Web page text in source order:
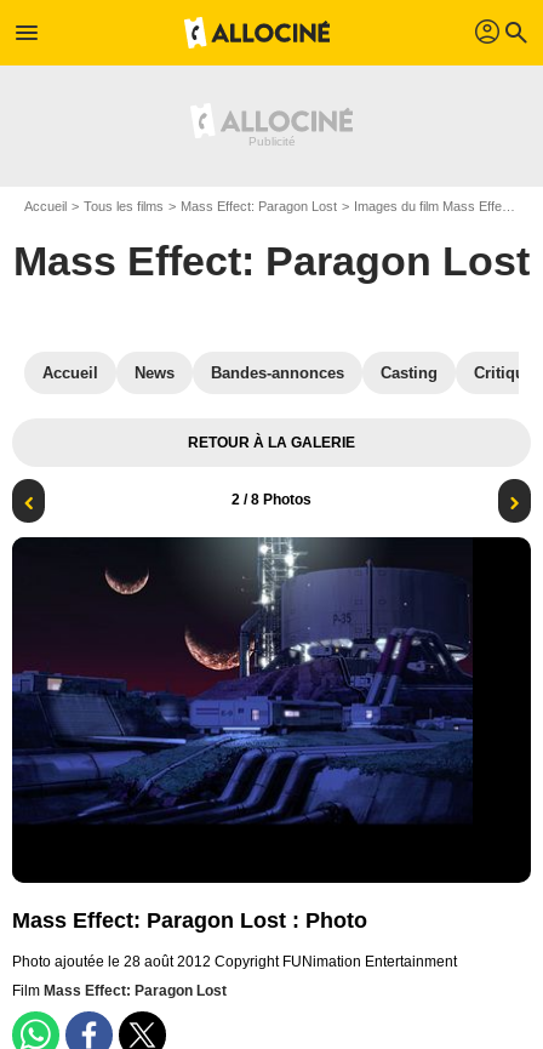
menu profil search
Accueil Tous les films Mass Effect: Paragon Lost Images du film Mass Effect: Paragon Lost
Mass Effect: Paragon Lost
Accueil News Bandes-annonces Casting
RETOUR À LA GALERIE
2 / 8 Photos
Mass Effect: Paragon Lost : Photo
Photo ajoutée le 28 août 2012 Copyright FUNimation Entertainment
Film Mass Effect: Paragon Lost